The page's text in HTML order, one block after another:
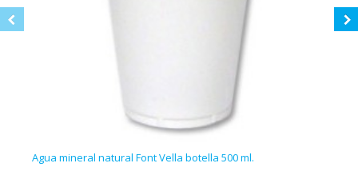
Agua mineral natural Font Vella botella 500 ml.